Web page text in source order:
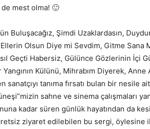
mest olma! 🙂
Buluşacağız, Şimdi Uzaklardasın,
Olsun Diye mi Sevdim, Gitme Sana
Geçti Habersiz, Gülünce Gözlerinin İçi
Külünü, Mihrabım Diyerek, Anne
tanıma fırsatı bulan bir nesile
sahne ve sinema çalışmaları
kadar süren günlük hayatından da
ziyaret edilebilen bu sergi, öylesine